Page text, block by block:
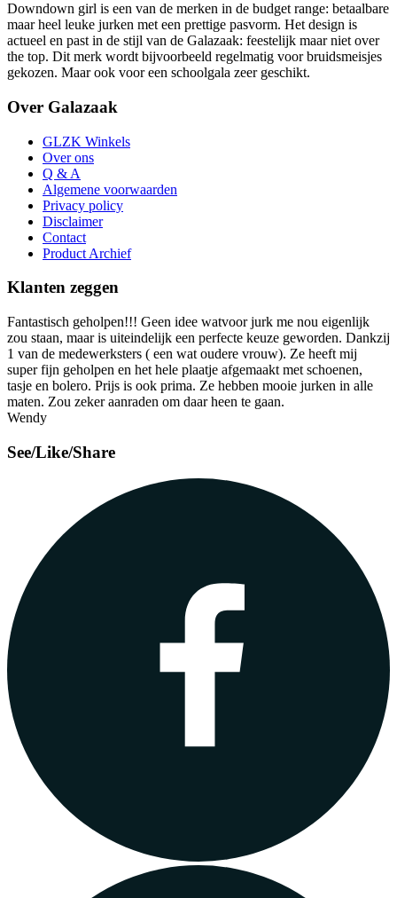
Downdown girl is een van de merken in de budget range: betaalbare
maar heel leuke jurken met een prettige pasvorm. Het design is
actueel en past in de stijl van de Galazaak: feestelijk maar niet over
the top. Dit merk wordt bijvoorbeeld regelmatig voor bruidsmeisjes
gekozen. Maar ook voor een schoolgala zeer geschikt.
Over Galazaak
GLZK Winkels
Over ons
Q & A
Algemene voorwaarden
Privacy policy
Disclaimer
Contact
Product Archief
Klanten zeggen
Fantastisch geholpen!!! Geen idee watvoor jurk me nou eigenlijk
zou staan, maar is uiteindelijk een perfecte keuze geworden. Dankzij
1 van de medewerksters ( een wat oudere vrouw). Ze heeft mij
super fijn geholpen en het hele plaatje afgemaakt met schoenen,
tasje en bolero. Prijs is ook prima. Ze hebben mooie jurken in alle
maten. Zou zeker aanraden om daar heen te gaan.
Wendy
See/Like/Share